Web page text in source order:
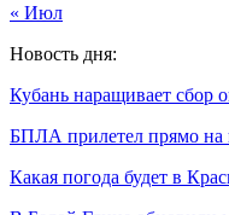
« Июл
Новость дня:
Кубань наращивает сбор
БПЛА прилетел прямо
Какая погода будет в